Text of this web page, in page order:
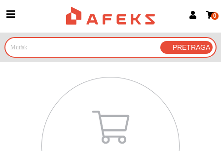
Prijava za članove
Prijavite se Google nalogom
0